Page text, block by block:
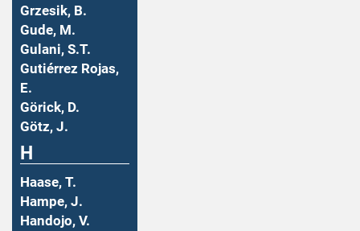
Grzesik, B.
Gude, M.
Gulani, S.T.
Gutiérrez Rojas,
E.
Görick, D.
Götz, J.
H
Haase, T.
Hampe, J.
Handojo, V.